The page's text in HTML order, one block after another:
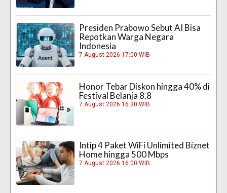
Presiden Prabowo Sebut AI Bisa
Repotkan Warga Negara
Indonesia
7 August 2026 17:00 WIB
Honor Tebar Diskon hingga 40% di
Festival Belanja 8.8
7 August 2026 16:30 WIB
Intip 4 Paket WiFi Unlimited Biznet
Home hingga 500 Mbps
7 August 2026 16:00 WIB